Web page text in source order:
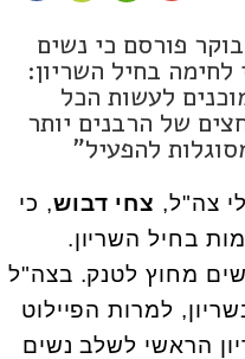
פורסם כי נשים
בחיל השריון:
לעשות הכל
של הרבנים יותר
להפעיל"
צה"ל, צחי דבוש, כי
בחיל השריון.
מחוץ לטנק. בצה"ל
למרות הפיילוט
הראשי לשלב נשים